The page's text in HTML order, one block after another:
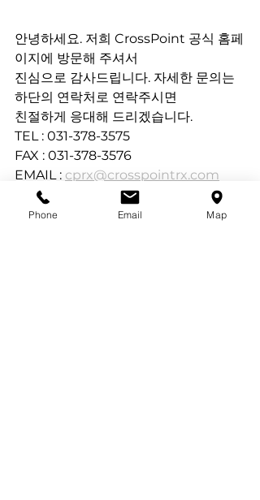
안녕하세요. 저희 CrossPoint 공식 홈페
이지에 방문해 주셔서
진심으로 감사드립니다. 자세한 문의는
하단의 연락처로 연락주시면
친절하게 응대해 드리겠습니다.
TEL : 031-378-3575
FAX : 031-378-3576
EMAIL : cprx@crosspointrx.com
NOTICEPhone Email Map